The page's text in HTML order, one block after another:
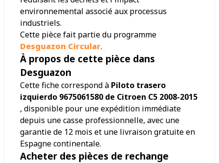
environnemental associé aux processus
industriels.
Cette pièce fait partie du programme
Desguazon Circular.
À propos de cette pièce dans
Desguazon
Cette fiche correspond à Piloto trasero
izquierdo 9675061580 de Citroen C5 2008-2015
, disponible pour une expédition immédiate
depuis une casse professionnelle, avec une
garantie de 12 mois et une livraison gratuite en
Espagne continentale.
Acheter des pièces de rechange